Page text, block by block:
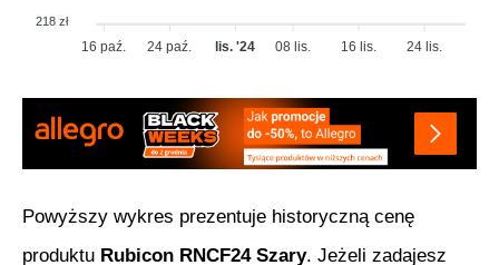
218 zł
16 paź. 24 paź. lis. '24 08 lis. 16 lis. 24 lis.
Powyższy wykres prezentuje historyczną cenę
produktu Rubicon RNCF24 Szary. Jeżeli zadajesz